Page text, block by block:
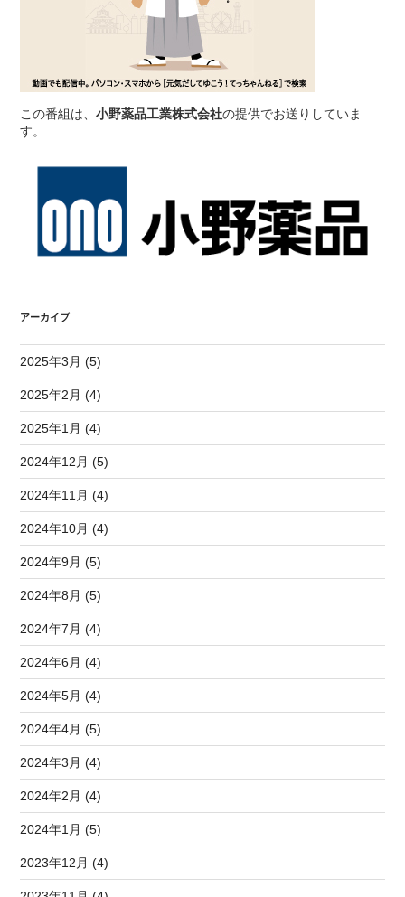
この番組は、小野薬品工業株式会社の提供でお送りしていま
す。
アーカイブ
2025年3月 (5)
2025年2月 (4)
2025年1月 (4)
2024年12月 (5)
2024年11月 (4)
2024年10月 (4)
2024年9月 (5)
2024年8月 (5)
2024年7月 (4)
2024年6月 (4)
2024年5月 (4)
2024年4月 (5)
2024年3月 (4)
2024年2月 (4)
2024年1月 (5)
2023年12月 (4)